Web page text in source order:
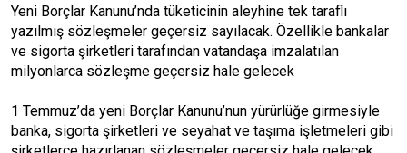
Yeni Borçlar Kanunu’nda tüketicinin aleyhine tek taraflı
yazılmış sözleşmeler geçersiz sayılacak. Özellikle bankalar
ve sigorta şirketleri tarafından vatandaşa imzalatılan
milyonlarca sözleşme geçersiz hale gelecek
1 Temmuz’da yeni Borçlar Kanunu’nun yürürlüğe girmesiyle
banka, sigorta şirketleri ve seyahat ve taşıma işletmeleri gibi